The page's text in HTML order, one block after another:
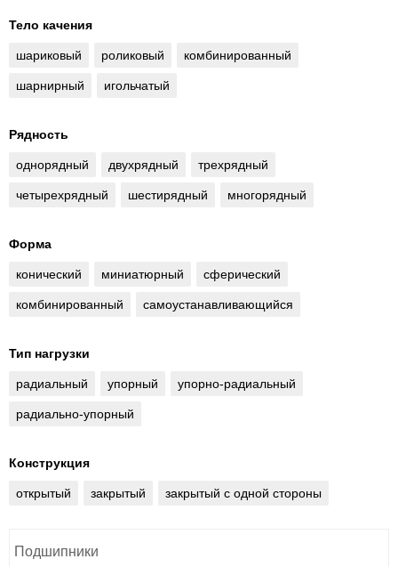
Тело качения
шариковый роликовый комбинированный
шарнирный игольчатый
Рядность
однорядный двухрядный трехрядный
четырехрядный шестирядный многорядный
Форма
конический миниатюрный сферический
комбинированный самоустанавливающийся
Тип нагрузки
радиальный упорный упорно-радиальный
радиально-упорный
Конструкция
открытый закрытый закрытый с одной стороны
Подшипники